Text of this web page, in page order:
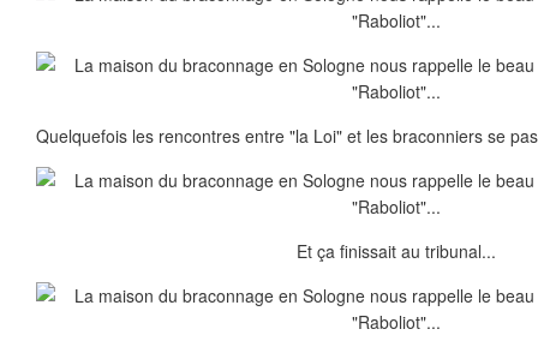
Quelquefois les rencontres entre "la Loi" et les braconniers se
Et ça finissait au tribunal...